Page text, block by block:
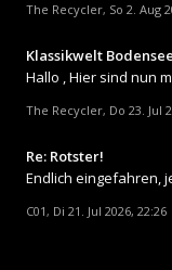
The Recycler, So 2. Aug
Klassikwelt
The Recycler, Do 23. Jul
Re: Rotster!
Endlich eingefahren,
C01, Di 21. Jul 2026, 22:26